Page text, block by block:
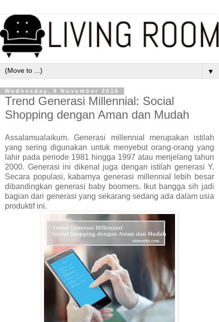
▼
Wednesday, 9 November 2016
Trend Generasi Millennial: Social
Shopping dengan Aman dan Mudah
Assalamualaikum. Generasi millennial merupakan istilah
yang sering digunakan untuk menyebut orang-orang yang
lahir pada periode 1981 hingga 1997 atau menjelang tahun
2000. Generasi ini dikenal juga dengan istilah generasi Y.
Secara populasi, kabarnya generasi millennial lebih besar
dibandingkan generasi baby boomers. Ikut bangga sih jadi
bagian dari generasi yang sekarang sedang ada dalam usia
produktif ini.